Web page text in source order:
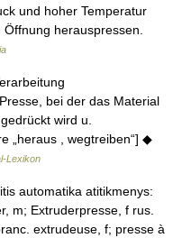
und hoher Temperatur
herauspressen.
bei der das Material
wird u.
„heraus , wegtreiben“] ◆
Lexikon
automatika atitikmenys:
m; Extruderpresse, f rus.
extrudeuse, f; presse à